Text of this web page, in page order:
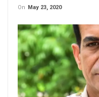
On May 23, 2020